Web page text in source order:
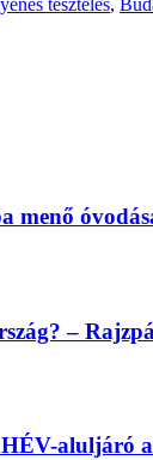
menő
–
aluljáró